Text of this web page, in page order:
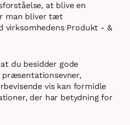
at blive en
man bliver tæt
virksomhedens Produkt - &
du besidder gode
vis kan formidle
der har betydning for